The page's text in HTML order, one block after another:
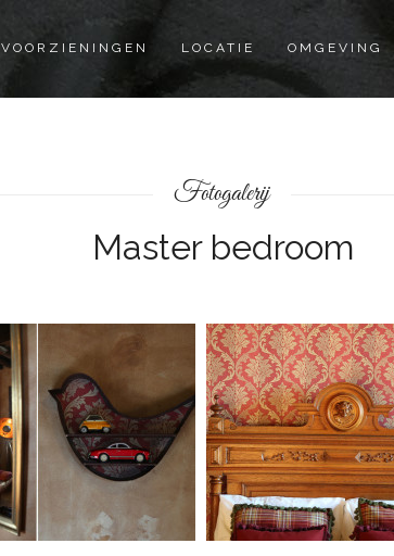
VOORZIENINGEN LOCATIE OMGEVING
Fotogalerij
Master bedroom